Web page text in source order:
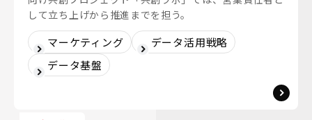
して立ち上げから推進までを担う。
マーケティング
データ活用戦略
データ基盤